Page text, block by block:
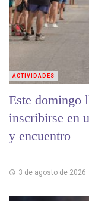
Este domingo
inscribirse en
y encuentro
3 de agosto de 2026
ACTIVIDADES